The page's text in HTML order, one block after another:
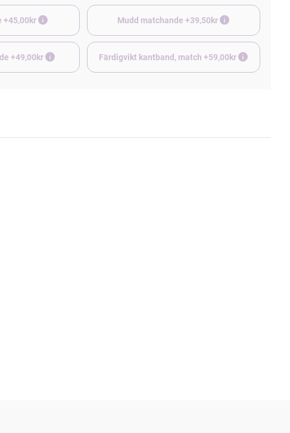
Tråd matchande +45,00kr Mudd matchande +39,50kr
+49,00kr Färdigvikt kantband, match +59,00kr